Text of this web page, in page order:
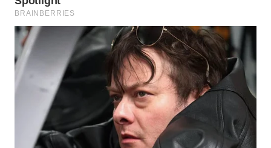
WN
INDRAMAYU
KUNINGAN
WN
MAJALENGKA
WN